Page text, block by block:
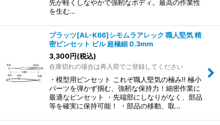
先が軽くしなやかで強靭なボディ。最高の作業性
を生む…
プラッツ[AL-K66]シモムラアレック 職人堅気 精
密ピンセット ビル 超極細 0.3mm
3,300円(税込)
在庫切れの場合は再入荷でご登録してください
・模型用ピンセット これぞ職人堅気の極み!! 極小
パーツを弾かず掴む、強靭な保持力！細密作業に
最適なピンセット ・先端部にしなりがなく、部品
等を確実に保持可能！ ・部品の移動、取…